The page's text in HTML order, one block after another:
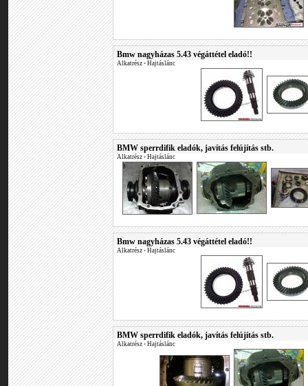
Bmw nagyházas 5.43 végáttétel eladó!!
Alkatrész • Hajtáslánc
BMW sperrdifik eladók, javítás felújítás stb.
Alkatrész • Hajtáslánc
Bmw nagyházas 5.43 végáttétel eladó!!
Alkatrész • Hajtáslánc
BMW sperrdifik eladók, javítás felújítás stb.
Alkatrész • Hajtáslánc